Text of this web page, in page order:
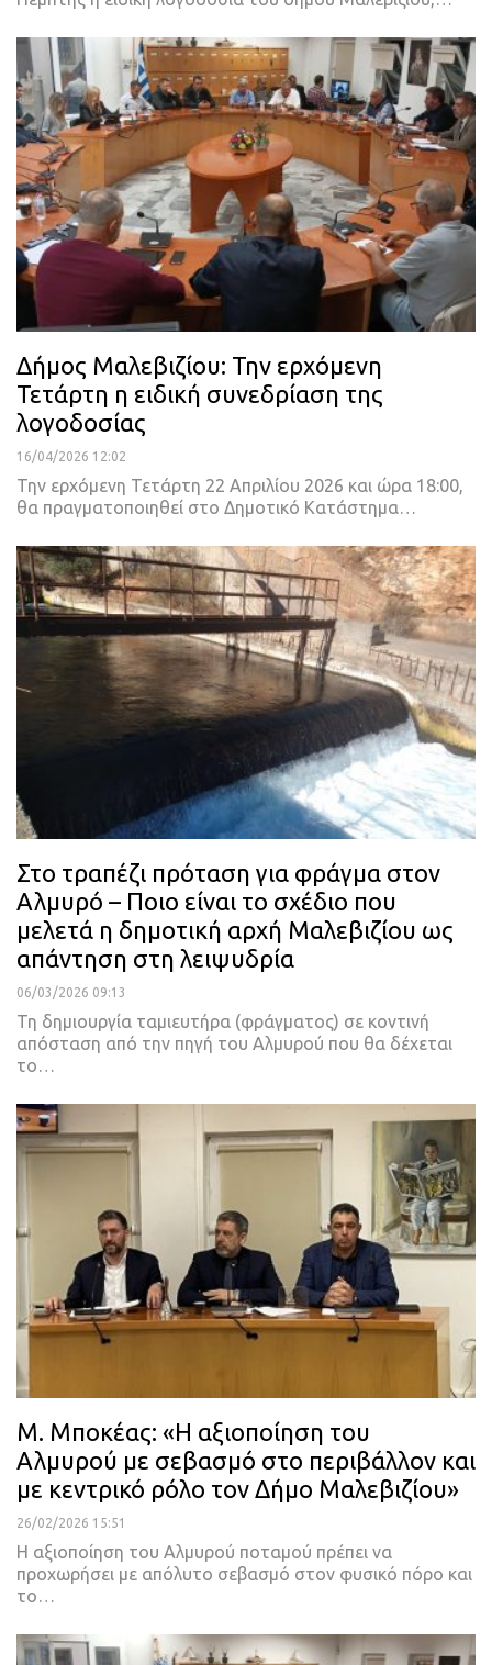
Δήμος Μαλεβιζίου: Την ερχόμενη
Τετάρτη η ειδική συνεδρίαση της
λογοδοσίας
16/04/2026 12:02
Την ερχόμενη Τετάρτη 22 Απριλίου 2026 και ώρα 18:00,
θα πραγματοποιηθεί στο Δημοτικό Κατάστημα…
Στο τραπέζι πρόταση για φράγμα στον
Αλμυρό – Ποιο είναι το σχέδιο που
μελετά η δημοτική αρχή Μαλεβιζίου ως
απάντηση στη λειψυδρία
06/03/2026 09:13
Τη δημιουργία ταμιευτήρα (φράγματος) σε κοντινή
απόσταση από την πηγή του Αλμυρού που θα δέχεται
το…
Μ. Μποκέας: «Η αξιοποίηση του
Αλμυρού με σεβασμό στο περιβάλλον και
με κεντρικό ρόλο τον Δήμο Μαλεβιζίου»
26/02/2026 15:51
Η αξιοποίηση του Αλμυρού ποταμού πρέπει να
προχωρήσει με απόλυτο σεβασμό στον φυσικό πόρο και
το…